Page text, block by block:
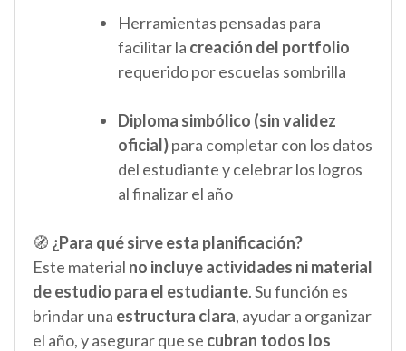
Herramientas pensadas para
facilitar la creación del portfolio
requerido por escuelas sombrilla
Diploma simbólico (sin validez
oficial)para completar con los datos
del estudiante y celebrar los logros
al finalizar el año
🧭 ¿Para qué sirve esta planificación?
Este material no incluye actividades ni material
de estudio para el estudiante. Su función es
brindar una estructura clara, ayudar a organizar
el año, y asegurar que se cubran todos los